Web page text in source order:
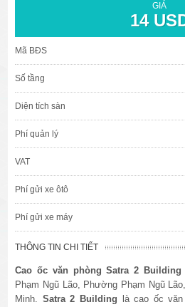
GIÁ
14
Mã BĐS
Số tầng
Diện tích sàn
Phí quản lý
VAT
Phí gửi xe ôtô
Phí gửi xe máy
THÔNG TIN CHI TIẾT
Cao ốc văn phòng Satra 2 Building
Phạm Ngũ Lão, Phường Phạm Ngũ
Minh. Satra 2 Building là cao ốc